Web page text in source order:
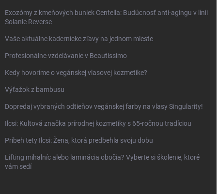
Exozómy z kmeňových buniek Centella: Budúcnosť anti-agingu v línii
Solanie Reverse
Vaše aktuálne kadernícke zľavy na jednom mieste
Profesionálne vzdelávanie v Beautissimo
Kedy hovoríme o vegánskej vlasovej kozmetike?
Výťažok z bambusu
Dopredaj vybraných odtieňov vegánskej farby na vlasy Singularity!
Ilcsi: Kultová značka prírodnej kozmetiky s 65-ročnou tradíciou
Príbeh tety Ilcsi: Žena, ktorá predbehla svoju dobu
Lifting mihalníc alebo laminácia obočia? Vyberte si školenie, ktoré
vám sedí